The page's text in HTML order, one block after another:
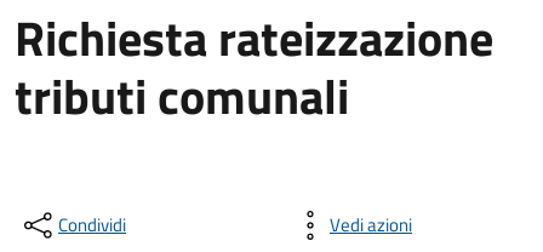
Richiesta rateizzazione
tributi comunali
Condividi Vedi azioni